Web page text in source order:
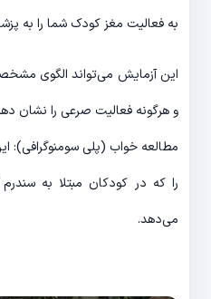
به فعالیت مغز کودک شما را به
این آزمایش می‌تواند الگوی
و هرگونه فعالیت صرعی را
مطالعه خواب (پلی سومنوگرافی):
را که در کودکان مبتلا به
می‌دهد.